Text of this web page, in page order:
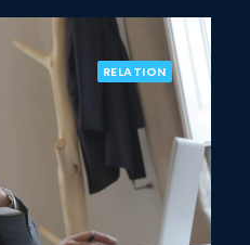
RELATION